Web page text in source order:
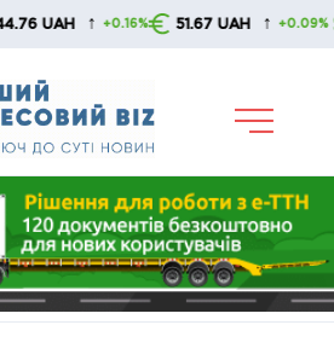
↑ +0.16% 51.67 UAH ↑ +0.09%